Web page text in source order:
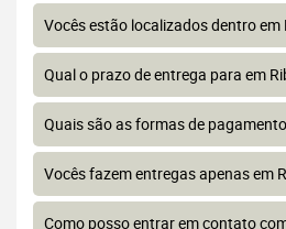
Vocês estão localizados dentro em
Qual o prazo de entrega para em
Quais são as formas de
Vocês fazem entregas apenas em
Como posso entrar em contato